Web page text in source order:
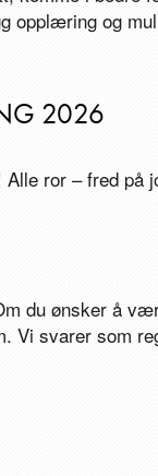
opplæring og
2026
ror – fred på
du ønsker å
Vi svarer som